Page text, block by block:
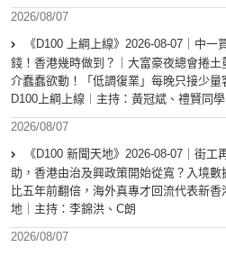
2026/08/07
《D100 上綱上線》2026-08-07｜中
錢！香港幾時做到？｜大富豪夜總會捲
介蠢蠢欲動！「低調復業」每晚只接少量
D100上綱上線︱主持：黃冠斌、禮賢同
2026/08/07
《D100 新聞天地》2026-08-07｜街
助，香港由治及興政策開始從寬？入境
比五年前翻倍，海外真專才回流代表新
地｜主持：李錦洪、C朗
2026/08/07